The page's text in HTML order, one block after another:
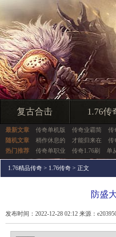
复古合击 1.76传
最新文章 传奇单机版 传奇业霸简 传
随机文章
稍作休息的 才能归来在 传
热门推荐
传奇单职业 传奇1.76刷 单
1.76精品传奇 > 1.76传奇 > 正文
防盛
发布时间：2022-12-28 02:12 来源：